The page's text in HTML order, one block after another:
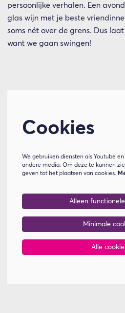
persoonlijke verhalen. Een
glas wijn met je beste
soms nét over de grens. Dus
want we gaan swingen!
Cookies
We gebruiken diensten als Youtube
andere media. Om deze te kunnen
geven tot het plaatsen van cookies.
Alleen
Minimale
Alle